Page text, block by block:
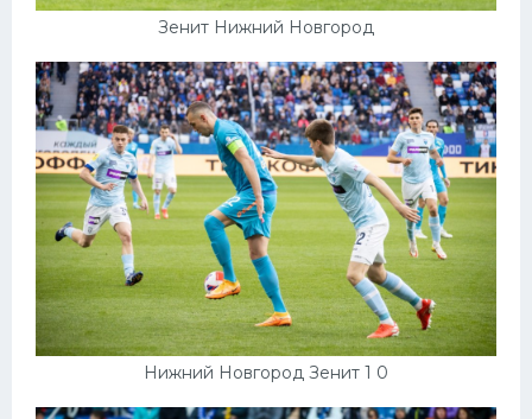
Зенит Нижний Новгород
Нижний Новгород Зенит 1 0